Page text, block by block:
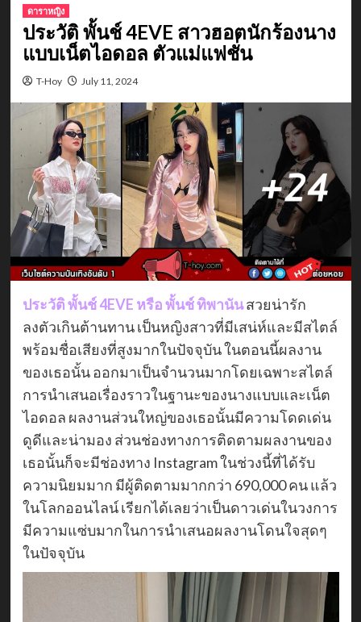
ดาราหญิง
ประวัติ พั้นช์ 4EVE สาวฮอตนักร้องนาง
แบบเน็ตไอดอล ตัวแม่แฟชั่น
T-Hoy July 11, 2024
ประวัติ พั้นช์ 4EVE หรือ พั้นช์ ทิพานันสวยน่ารัก
ลงตัวเกินต้านทาน เป็นหญิงสาวที่มีเสน่ห์และมีสไตล์
พร้อมชื่อเสียงที่สูงมากในปัจจุบัน ในตอนนี้ผลงาน
ของเธอนั้น ออกมาเป็นจำนวนมากโดยเฉพาะสไตล์
การนำเสนอเรื่องราวในฐานะของนางแบบและเน็ต
ไอดอล ผลงานส่วนใหญ่ของเธอนั้นมีความโดดเด่น
ดูดีและน่ามอง ส่วนช่องทางการติดตามผลงานของ
เธอนั้นก็จะมีช่องทาง Instagram ในช่วงนี้ที่ได้รับ
ความนิยมมาก มีผู้ติดตามมากกว่า 690,000 คน แล้ว
ในโลกออนไลน์ เรียกได้เลยว่าเป็นดาวเด่นในวงการ
มีความแซ่บมากในการนำเสนอผลงานโดนใจสุดๆ
ในปัจจุบัน